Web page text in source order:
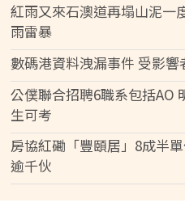
紅雨又來石澳道再塌山泥一
雨雷暴
數碼港資料洩漏事件 受影響
公僕聯合招聘6職系包括AO
生可考
房協紅磡「豐頤居」8成半
逾千伙